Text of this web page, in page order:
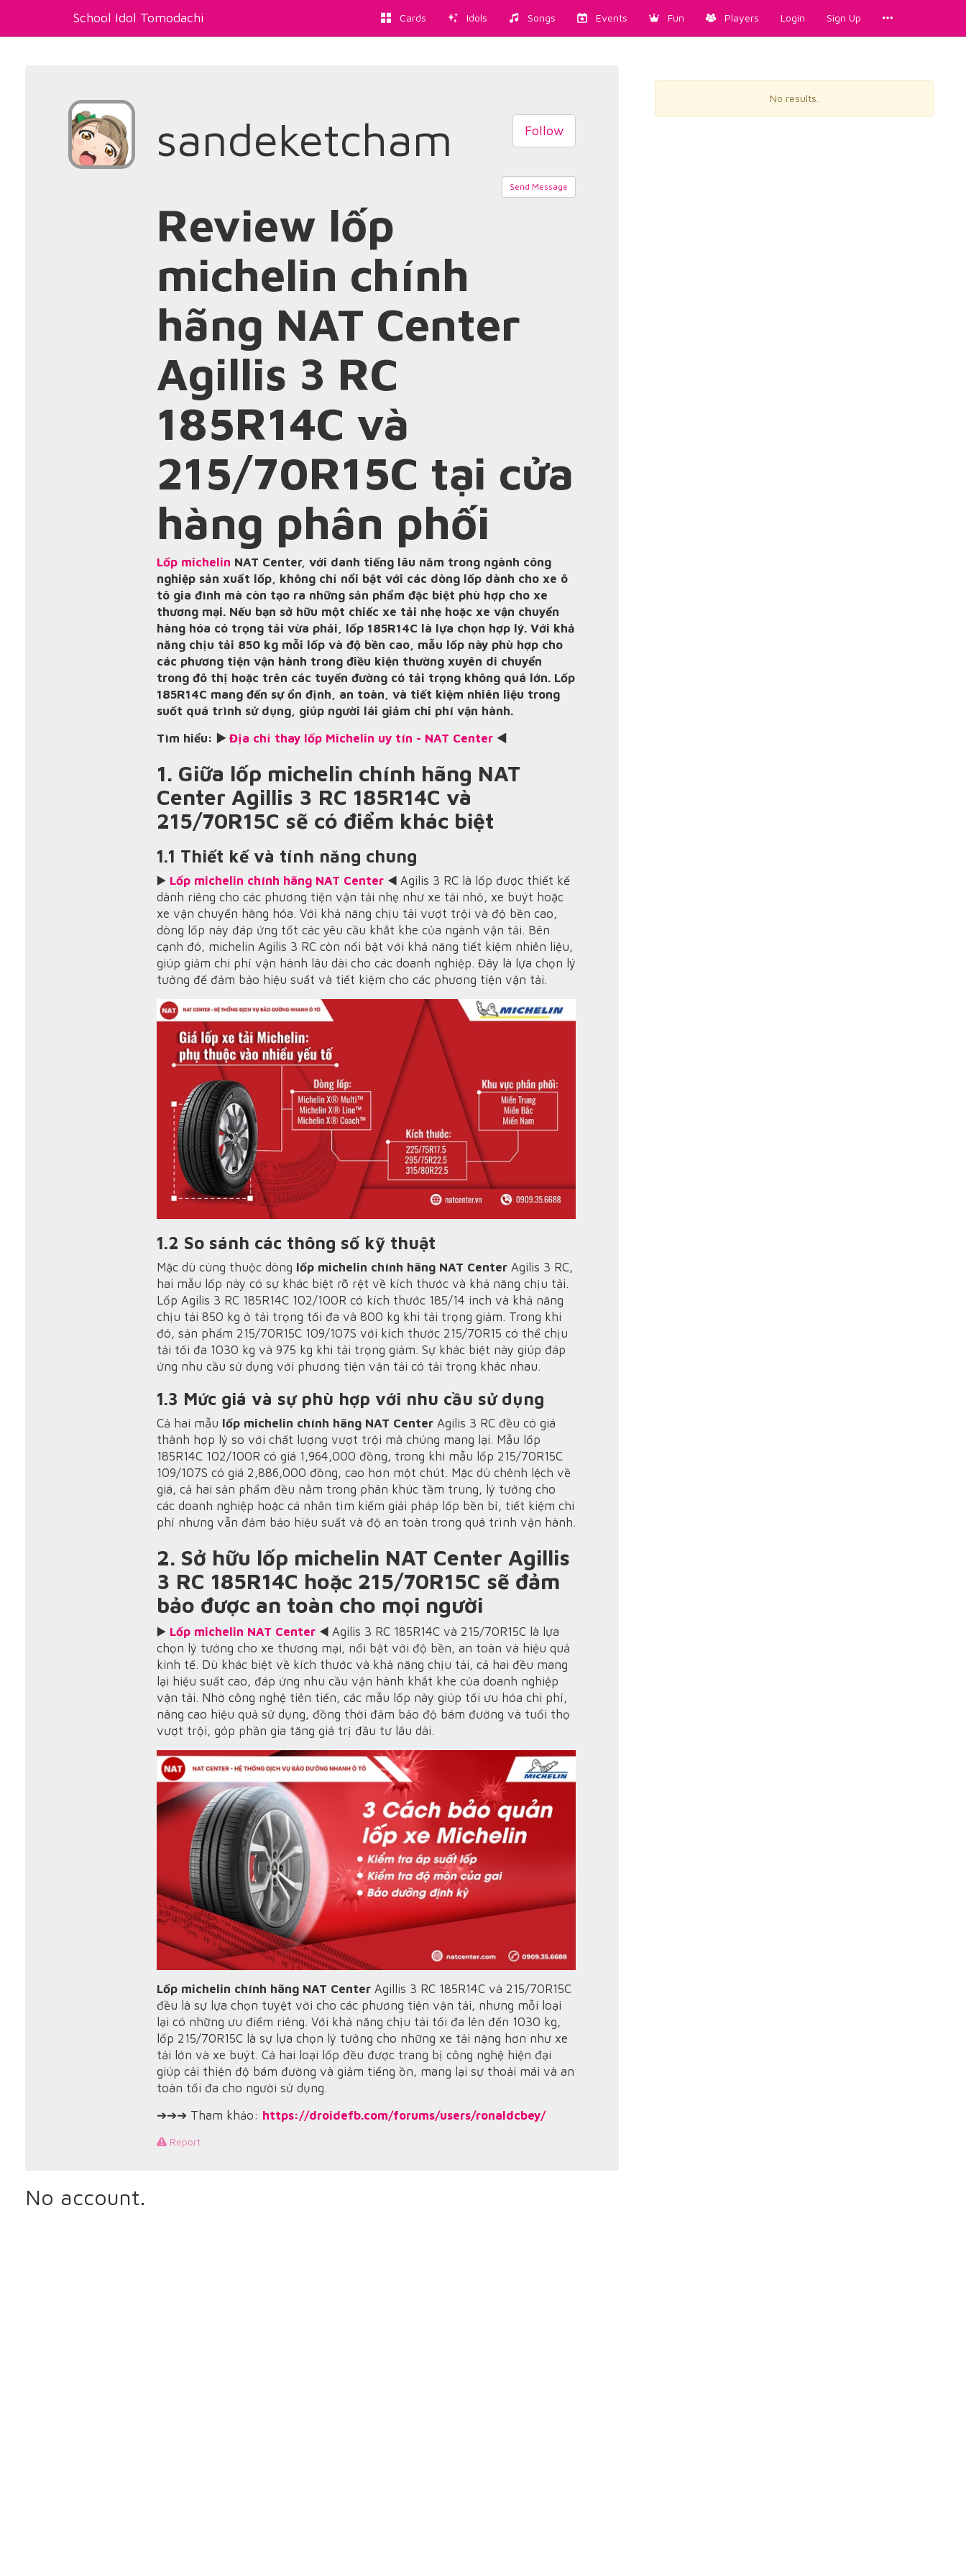
School Idol Tomodachi Cards Idols Songs Events Fun Players Login Sign Up
Follow
Send Message
sandeketcham
Review lốp
michelin chính
hãng NAT Center
Agillis 3 RC
185R14C và
215/70R15C tại cửa
hàng phân phối
Lốp michelin NAT Center, với danh tiếng lâu năm trong ngành công
nghiệp sản xuất lốp, không chỉ nổi bật với các dòng lốp dành cho xe ô
tô gia đình mà còn tạo ra những sản phẩm đặc biệt phù hợp cho xe
thương mại. Nếu bạn sở hữu một chiếc xe tải nhẹ hoặc xe vận chuyển
hàng hóa có trọng tải vừa phải, lốp 185R14C là lựa chọn hợp lý. Với khả
năng chịu tải 850 kg mỗi lốp và độ bền cao, mẫu lốp này phù hợp cho
các phương tiện vận hành trong điều kiện thường xuyên di chuyển
trong đô thị hoặc trên các tuyến đường có tải trọng không quá lớn. Lốp
185R14C mang đến sự ổn định, an toàn, và tiết kiệm nhiên liệu trong
suốt quá trình sử dụng, giúp người lái giảm chi phí vận hành.
Tìm hiểu: ▶️ Địa chỉ thay lốp Michelin uy tín - NAT Center◀️
1. Giữa lốp michelin chính hãng NAT
Center Agillis 3 RC 185R14C và
215/70R15C sẽ có điểm khác biệt
1.1 Thiết kế và tính năng chung
▶️ Lốp michelin chính hãng NAT Center◀️ Agilis 3 RC là lốp được thiết kế
dành riêng cho các phương tiện vận tải nhẹ như xe tải nhỏ, xe buýt hoặc
xe vận chuyển hàng hóa. Với khả năng chịu tải vượt trội và độ bền cao,
dòng lốp này đáp ứng tốt các yêu cầu khắt khe của ngành vận tải. Bên
cạnh đó, michelin Agilis 3 RC còn nổi bật với khả năng tiết kiệm nhiên liệu,
giúp giảm chi phí vận hành lâu dài cho các doanh nghiệp. Đây là lựa chọn lý
tưởng để đảm bảo hiệu suất và tiết kiệm cho các phương tiện vận tải.
1.2 So sánh các thông số kỹ thuật
Mặc dù cùng thuộc dòng lốp michelin chính hãng NAT CenterAgilis 3 RC,
hai mẫu lốp này có sự khác biệt rõ rệt về kích thước và khả năng chịu tải.
Lốp Agilis 3 RC 185R14C 102/100R có kích thước 185/14 inch và khả năng
chịu tải 850 kg ở tải trọng tối đa và 800 kg khi tải trọng giảm. Trong khi
đó, sản phẩm 215/70R15C 109/107S với kích thước 215/70R15 có thể chịu
tải tối đa 1030 kg và 975 kg khi tải trọng giảm. Sự khác biệt này giúp đáp
ứng nhu cầu sử dụng với phương tiện vận tải có tải trọng khác nhau.
1.3 Mức giá và sự phù hợp với nhu cầu sử dụng
Cả hai mẫu lốp michelin chính hãng NAT CenterAgilis 3 RC đều có giá
thành hợp lý so với chất lượng vượt trội mà chúng mang lại. Mẫu lốp
185R14C 102/100R có giá 1,964,000 đồng, trong khi mẫu lốp 215/70R15C
109/107S có giá 2,886,000 đồng, cao hơn một chút. Mặc dù chênh lệch về
giá, cả hai sản phẩm đều nằm trong phân khúc tầm trung, lý tưởng cho
các doanh nghiệp hoặc cá nhân tìm kiếm giải pháp lốp bền bỉ, tiết kiệm chi
phí nhưng vẫn đảm bảo hiệu suất và độ an toàn trong quá trình vận hành.
2. Sở hữu lốp michelin NAT Center Agillis
3 RC 185R14C hoặc 215/70R15C sẽ đảm
bảo được an toàn cho mọi người
▶️ Lốp michelin NAT Center◀️ Agilis 3 RC 185R14C và 215/70R15C là lựa
chọn lý tưởng cho xe thương mại, nổi bật với độ bền, an toàn và hiệu quả
kinh tế. Dù khác biệt về kích thước và khả năng chịu tải, cả hai đều mang
lại hiệu suất cao, đáp ứng nhu cầu vận hành khắt khe của doanh nghiệp
vận tải. Nhờ công nghệ tiên tiến, các mẫu lốp này giúp tối ưu hóa chi phí,
nâng cao hiệu quả sử dụng, đồng thời đảm bảo độ bám đường và tuổi thọ
vượt trội, góp phần gia tăng giá trị đầu tư lâu dài.
Lốp michelin chính hãng NAT CenterAgillis 3 RC 185R14C và 215/70R15C
đều là sự lựa chọn tuyệt vời cho các phương tiện vận tải, nhưng mỗi loại
lại có những ưu điểm riêng. Với khả năng chịu tải tối đa lên đến 1030 kg,
lốp 215/70R15C là sự lựa chọn lý tưởng cho những xe tải nặng hơn như xe
tải lớn và xe buýt. Cả hai loại lốp đều được trang bị công nghệ hiện đại
giúp cải thiện độ bám đường và giảm tiếng ồn, mang lại sự thoải mái và an
toàn tối đa cho người sử dụng.
➔➔➔ Tham khảo: https://droidefb.com/forums/users/ronaldcbey/
Report
No account.
No results.